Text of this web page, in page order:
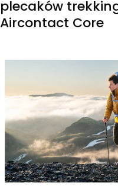
plecaków
Aircontact Core